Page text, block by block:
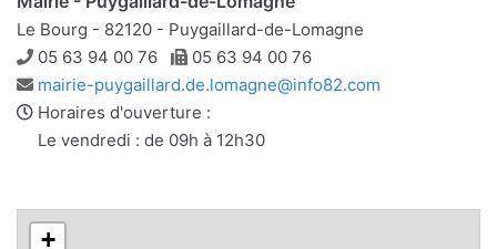
Le Bourg - 82120 - Puygaillard-de-Lomagne
Téléphone
05 63 94 00 76 Télécopie
05 63 94 00 76
Adresse
e-
mail
mairie-puygaillard.de.lomagne@info82.com
Horaires d'ouverture :
Le vendredi : de 09h à 12h30
+